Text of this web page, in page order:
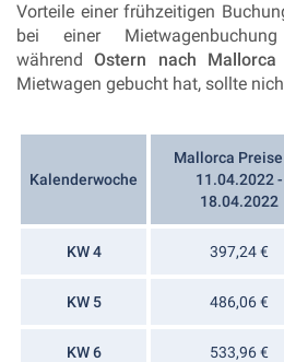
Vorteile einer frühzeitigen
bei einer
währendOstern nach Mallorca
Mietwagen gebucht hat, sollte
Kalenderwoche
Mallorca
11.04.2022 -
18.04.2022
KW 4 397,24 €
KW 5 486,06 €
KW 6 533,96 €